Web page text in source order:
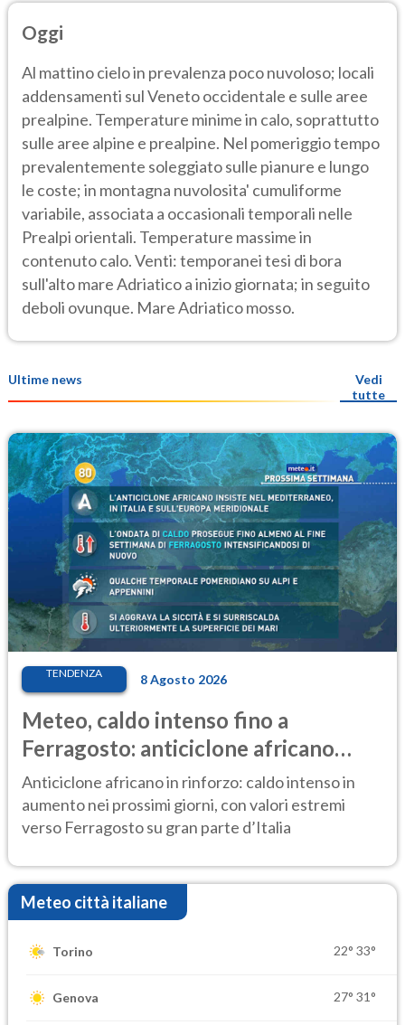
Oggi
Al mattino cielo in prevalenza poco nuvoloso; locali
addensamenti sul Veneto occidentale e sulle aree
prealpine. Temperature minime in calo, soprattutto
sulle aree alpine e prealpine. Nel pomeriggio tempo
prevalentemente soleggiato sulle pianure e lungo
le coste; in montagna nuvolosita' cumuliforme
variabile, associata a occasionali temporali nelle
Prealpi orientali. Temperature massime in
contenuto calo. Venti: temporanei tesi di bora
sull'alto mare Adriatico a inizio giornata; in seguito
deboli ovunque. Mare Adriatico mosso.
Ultime news
Vedi
tutte
TENDENZA 8 Agosto 2026
Meteo, caldo intenso fino a
Ferragosto: anticiclone africano
ancora protagonista
Anticiclone africano in rinforzo: caldo intenso in
aumento nei prossimi giorni, con valori estremi
verso Ferragosto su gran parte d’Italia
Meteo città italiane
Torino 22° 33°
Genova 27° 31°